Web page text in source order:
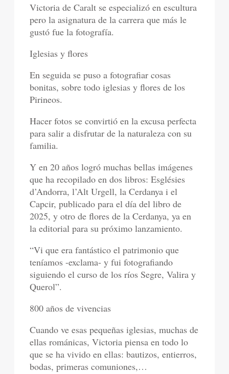
Victoria de Caralt se especializó en escultura
pero la asignatura de la carrera que más le
gustó fue la fotografía.
Iglesias y flores
En seguida se puso a fotografiar cosas
bonitas, sobre todo iglesias y flores de los
Pirineos.
Hacer fotos se convirtió en la excusa perfecta
para salir a disfrutar de la naturaleza con su
familia.
Y en 20 años logró muchas bellas imágenes
que ha recopilado en dos libros: Esglésies
d’Andorra, l’Alt Urgell, la Cerdanya i el
Capcir, publicado para el día del libro de
2025, y otro de flores de la Cerdanya, ya en
la editorial para su próximo lanzamiento.
“Vi que era fantástico el patrimonio que
teníamos -exclama- y fui fotografiando
siguiendo el curso de los ríos Segre, Valira y
Querol”.
800 años de vivencias
Cuando ve esas pequeñas iglesias, muchas de
ellas románicas, Victoria piensa en todo lo
que se ha vivido en ellas: bautizos, entierros,
bodas, primeras comuniones,…